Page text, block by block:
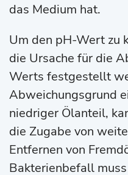
das Medium hat.
Um den pH-Wert zu
die Ursache für die
Werts festgestellt
Abweichungsgrund
niedriger Ölanteil,
die Zugabe von
Entfernen von
Bakterienbefall